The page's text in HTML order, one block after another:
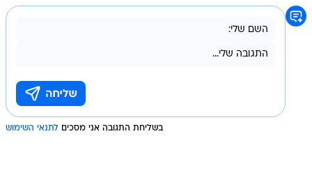
בשליחת התגובה אני מסכים לתנאי השימוש